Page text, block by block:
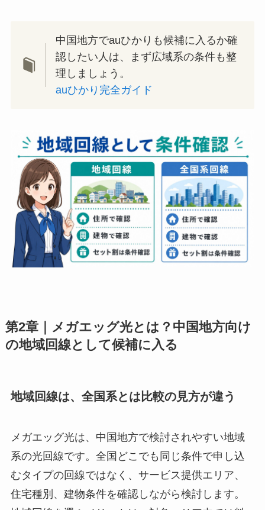
中国地方でauひかりも候補に入るか確
認したい人は、まず広域系の条件も整
理しましょう。
auひかり完全ガイド
第2章｜メガエッグ光とは？中国地方向け
の地域回線として候補に入る
地域回線は、全国系とは比較の見方が違う
メガエッグ光は、中国地方で検討されやすい地域
系の光回線です。全国どこでも同じ条件で申し込
むタイプの回線ではなく、サービス提供エリア、
住宅種別、建物条件を確認しながら検討します。